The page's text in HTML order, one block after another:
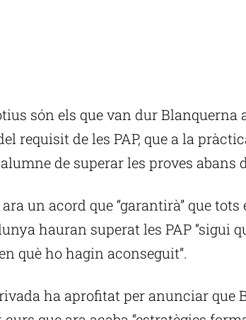
són els que van dur Blanquerna
requisit de les PAP, que a la
de superar les proves abans
un acord que “garantirà” que tots
hauran superat les PAP “sigui
què ho hagin aconseguit”.
ha aprofitat per anunciar que